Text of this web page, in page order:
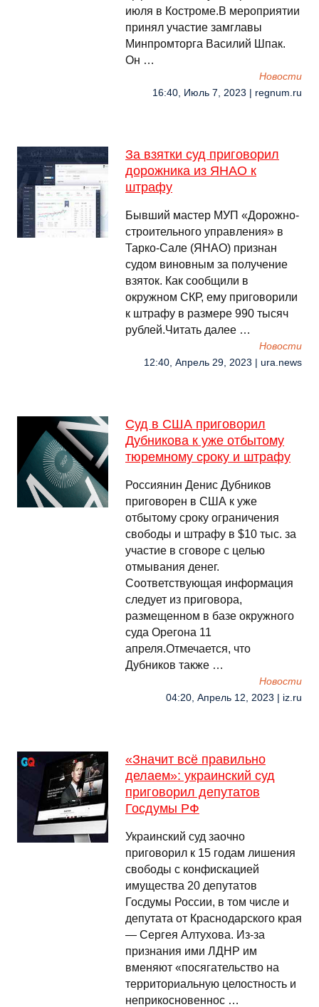
июля в Костроме.В мероприятии
принял участие замглавы
Минпромторга Василий Шпак.
Он …
Новости
16:40, Июль 7, 2023 | regnum.ru
За взятки суд приговорил
дорожника из ЯНАО к
штрафу
Бывший мастер МУП «Дорожно-
строительного управления» в
Тарко-Сале (ЯНАО) признан
судом виновным за получение
взяток. Как сообщили в
окружном СКР, ему приговорили
к штрафу в размере 990 тысяч
рублей.Читать далее …
Новости
12:40, Апрель 29, 2023 | ura.news
Суд в США приговорил
Дубникова к уже отбытому
тюремному сроку и штрафу
Россиянин Денис Дубников
приговорен в США к уже
отбытому сроку ограничения
свободы и штрафу в $10 тыс. за
участие в сговоре с целью
отмывания денег.
Соответствующая информация
следует из приговора,
размещенном в базе окружного
суда Орегона 11
апреля.Отмечается, что
Дубников также …
Новости
04:20, Апрель 12, 2023 | iz.ru
«Значит всё правильно
делаем»: украинский суд
приговорил депутатов
Госдумы РФ
Украинский суд заочно
приговорил к 15 годам лишения
свободы с конфискацией
имущества 20 депутатов
Госдумы России, в том числе и
депутата от Краснодарского края
— Сергея Алтухова. Из-за
признания ими ЛДНР им
вменяют «посягательство на
территориальную целостность и
неприкосновеннос …